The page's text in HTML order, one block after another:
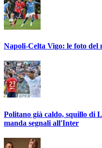
Napoli-Celta Vigo: le foto del
Politano già caldo, squillo di
manda segnali all'Inter